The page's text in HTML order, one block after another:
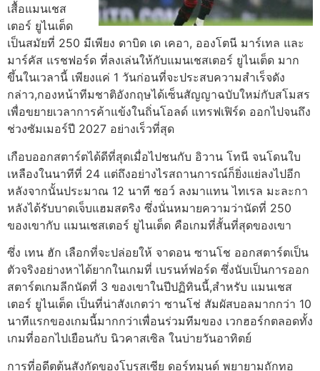
เสื้อแมนเชส
เตอร์ ยูไนเต็ด
เป็นสมัยที่ 250 มีเพียง ดาบิด เด เคอา, อองโตนี มาร์เทล และ
มาร์คัส แรชฟอร์ด ที่ลงเล่นให้กับแมนเชสเตอร์ ยูไนเต็ด มาก
ขึ้นในเวลานี้ เพียงแค่ 1 วันก่อนที่จะประสบความสำเร็จดัง
กล่าว,กองหน้าทีมชาติอังกฤษได้เซ็นสัญญาฉบับใหม่กับสโมสร
เพื่อขยายเวลาการค้าแข้งในถิ่นโอลด์ แทรฟเฟิร์ด ออกไปจนถึง
ช่วงซัมเมอร์ปี 2027 อย่างเร็วที่สุด
เกือบออกสตาร์ตได้ดีที่สุดเมื่อไปชนกับ อิวาน โทนี จนโดนใบ
เหลืองในนาทีที่ 24 แต่ถึงอย่างไรสถานการณ์ก็ยิ่งแย่ลงไปอีก
หลังจากนั้นประมาณ 12 นาที ชอว์ ลงมาแทน ไทเรล มะละกา
หลังได้รับบาดเจ็บแฮมสตริง ซึ่งนั่นหมายความว่านัดที่ 250
ของเขากับ แมนเชสเตอร์ ยูไนเต็ด คือเกมที่สั้นที่สุดของเขา
ซึ่ง เทน ฮัก เลือกที่จะปล่อยให้ จาดอน ซานโช ออกสตาร์ตเป็น
ตัวจริงอย่างหาได้ยากในเกมที่ เบรนท์ฟอร์ด ซึ่งนับเป็นการออก
สตาร์ตเกมลีกนัดที่ 3 ของเขาในปีปฏิทินนี้,สำหรับ แมนเชส
เตอร์ ยูไนเต็ด เป็นที่น่าสังเกตว่า ซานโช่ สัมผัสบอลมากกว่า 10
นาทีแรกของเกมนี้มากกว่าเพื่อนร่วมทีมของ เวกฮอร์กตลอดทั้ง
เกมที่ออกไปเยือนกับ นิวคาสเซิล ในบ่ายวันอาทิตย์
การที่อดีตต้นสังกัดของโบรุสเซีย ดอร์ทมุนด์ พยายามถักทอ